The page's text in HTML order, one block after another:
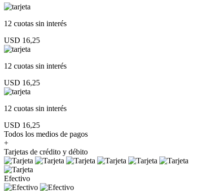
12 cuotas sin interés
USD 16,25
12 cuotas sin interés
USD 16,25
12 cuotas sin interés
USD 16,25
Todos los medios de pagos
+
Tarjetas de crédito y débito
Efectivo